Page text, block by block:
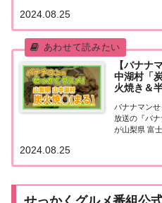
まとめまし
「OYADO&
2024.08.25
【バナナ
中湖村「
火焼き＆
バナナマン
放送の『バ
が山梨県 富
居酒屋⭕️(ま
こちら！山
2024.08.25